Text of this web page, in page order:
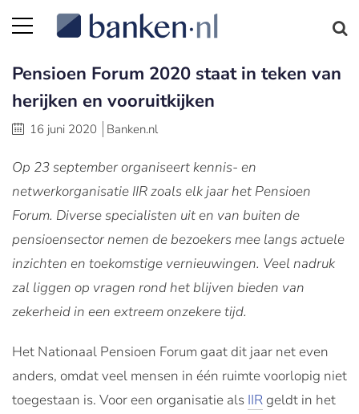
Pensioen Forum 2020 staat in teken van
herijken en vooruitkijken
16 juni 2020 Banken.nl
Op 23 september organiseert kennis- en
netwerkorganisatie IIR zoals elk jaar het Pensioen
Forum. Diverse specialisten uit en van buiten de
pensioensector nemen de bezoekers mee langs actuele
inzichten en toekomstige vernieuwingen. Veel nadruk
zal liggen op vragen rond het blijven bieden van
zekerheid in een extreem onzekere tijd.
Het Nationaal Pensioen Forum gaat dit jaar net even
anders, omdat veel mensen in één ruimte voorlopig niet
toegestaan is. Voor een organisatie als IIRgeldt in het